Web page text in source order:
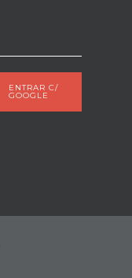
ENTRAR C/
GOOGLE